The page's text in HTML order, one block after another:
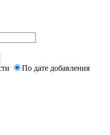
По дате добавления